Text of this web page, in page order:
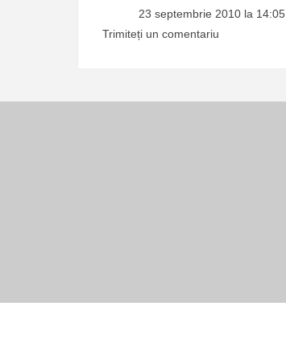
23 septembrie 2010 la 14:05
Trimiteți un comentariu